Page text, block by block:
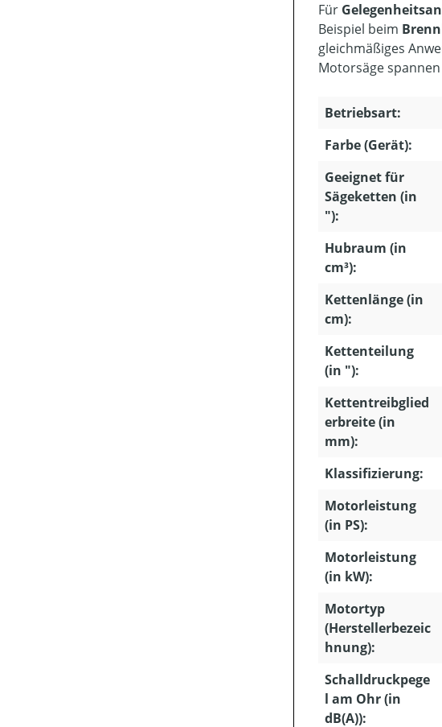
Für
Beispiel beim
gleichmäßiges
Motorsäge
Betriebsart:
Farbe (Gerät):
Geeignet für
Sägeketten (in
"):
Hubraum (in
cm³):
Kettenlänge (in
cm):
Kettenteilung
(in "):
Kettentreibglied
erbreite (in
mm):
Klassifizierung:
Motorleistung
(in PS):
Motorleistung
(in kW):
Motortyp
(Herstellerbezeic
hnung):
Schalldruckpege
l am Ohr (in
dB(A)):